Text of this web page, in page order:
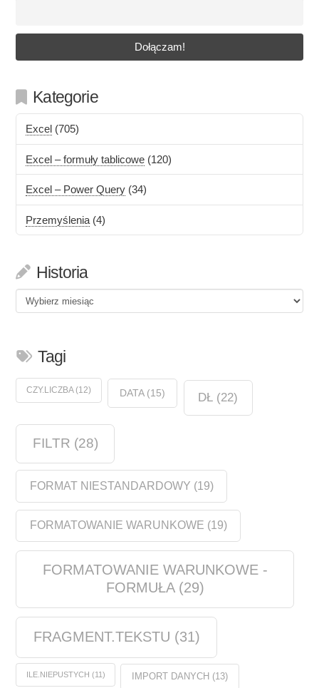
Kategorie
Excel (705)
Excel – formuły tablicowe (120)
Excel – Power Query (34)
Przemyślenia (4)
Historia
Historia
Tagi
CZY.LICZBA(12) DATA(15) DŁ (22)
FILTR (28)
FORMAT NIESTANDARDOWY (19)
FORMATOWANIE WARUNKOWE (19)
FORMATOWANIE WARUNKOWE -
FORMUŁA(29)
FRAGMENT.TEKSTU (31)
ILE.NIEPUSTYCH (11) IMPORT DANYCH (13)